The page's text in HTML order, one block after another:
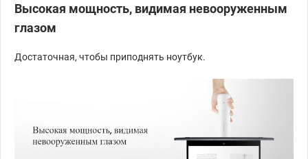
Высокая мощность, видимая невооруженным
глазом
Достаточная, чтобы приподнять ноутбук.